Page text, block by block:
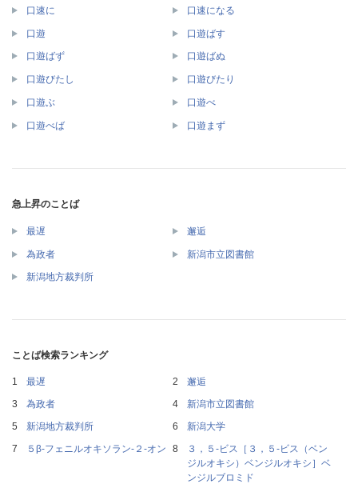
口速に 口速になる
口遊 口遊ばす
口遊ばず 口遊ばぬ
口遊びたし 口遊びたり
口遊ぶ 口遊べ
口遊べば 口遊まず
急上昇のことば
最遅 邂逅
為政者 新潟市立図書館
新潟地方裁判所
ことば検索ランキング
最遅
邂逅
為政者
新潟市立図書館
新潟地方裁判所
新潟大学
５β‐フェニルオキソラン‐２‐オン
３，５‐ビス［３，５‐ビス（ベン
ジルオキシ）ベンジルオキシ］ベ
ンジルブロミド